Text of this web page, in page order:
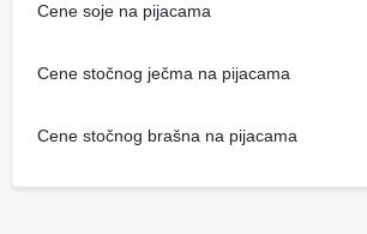
Cene soje na pijacama
Cene stočnog ječma na pijacama
Cene stočnog brašna na pijacama